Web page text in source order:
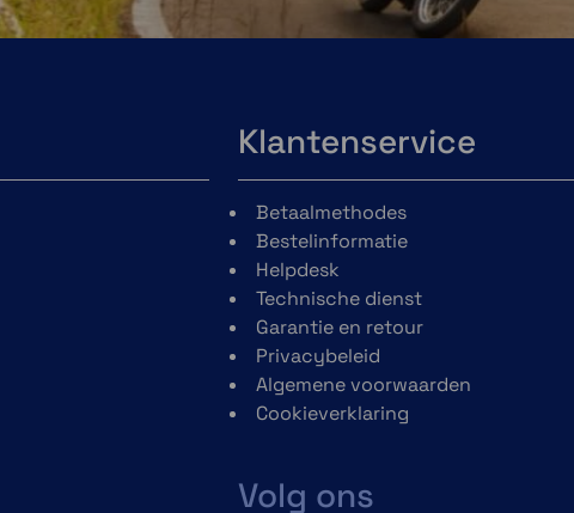
Klantenservice
Betaalmethodes
Bestelinformatie
Helpdesk
Technische dienst
Garantie en retour
Privacybeleid
Algemene voorwaarden
Cookieverklaring
Volg ons